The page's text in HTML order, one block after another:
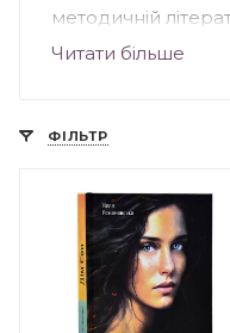
методичній
співпрацюють
вихователів,
загальноосвітніх
Книги – лідери
«Мандрівець»:
інших», «Сни з
«П’ятеро, як
Читати більше
ФІЛЬТР